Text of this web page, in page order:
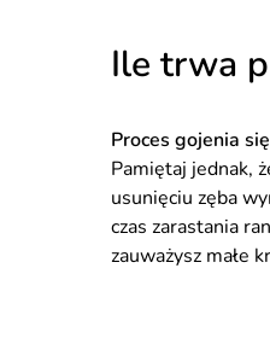
Ile trwa
Proces gojenia
Pamiętaj jednak,
usunięciu zęba
czas zarastania
zauważysz małe